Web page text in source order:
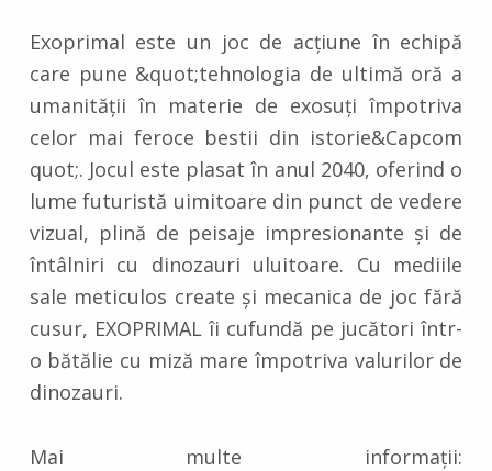
Exoprimal este un joc de acțiune în echipă
care pune &quot;tehnologia de ultimă oră a
umanității în materie de exosuți împotriva
celor mai feroce bestii din istorie&Capcom
quot;. Jocul este plasat în anul 2040, oferind o
lume futuristă uimitoare din punct de vedere
vizual, plină de peisaje impresionante și de
întâlniri cu dinozauri uluitoare. Cu mediile
sale meticulos create și mecanica de joc fără
cusur, EXOPRIMAL îi cufundă pe jucători într-
o bătălie cu miză mare împotriva valurilor de
dinozauri.
Mai multe informații: